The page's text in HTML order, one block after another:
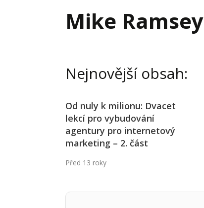
Interim management
Krizové řízení firmy
Mike Ramsey
Nejnovější obsah:
Od nuly k milionu: Dvacet
lekcí pro vybudování
agentury pro internetový
marketing – 2. část
Před 13 roky